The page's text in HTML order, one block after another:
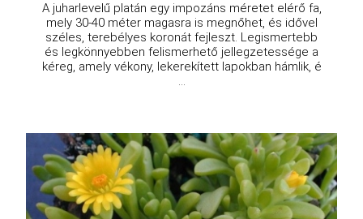
A juharlevelű platán egy impozáns méretet elérő fa,
mely 30-40 méter magasra is megnőhet, és idővel
széles, terebélyes koronát fejleszt. Legismertebb
és legkönnyebben felismerhető jellegzetessége a
kéreg, amely vékony, lekerekített lapokban hámlik, é
...